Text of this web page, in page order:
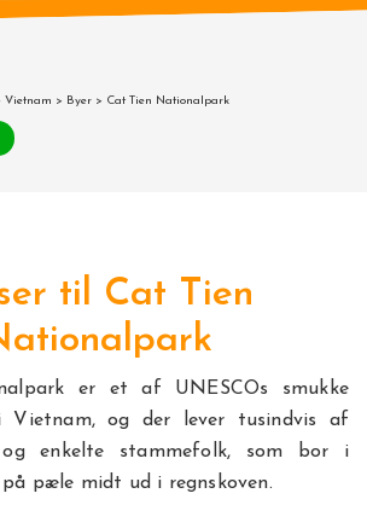
Vietnam > Byer > Cat Tien Nationalpark
til Cat Tien
er et af UNESCOs smukke
Vietnam, og der lever tusindvis af
enkelte stammefolk, som bor i
på pæle midt ud i regnskoven.